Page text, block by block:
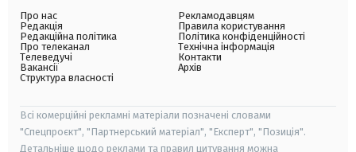
Про нас
Редакція
Редакційна політика
Про телеканал
Телеведучі
Вакансії
Структура власності
Рекламодавцям
Правила користування
Політика конфіденційності
Технічна інформація
Контакти
Архів
Всі комерційні рекламні матеріали позначені словами
"Спецпроєкт", "Партнерський матеріал", "Експерт", "Позиція".
Детальніше щодо реклами та правил цитування можна